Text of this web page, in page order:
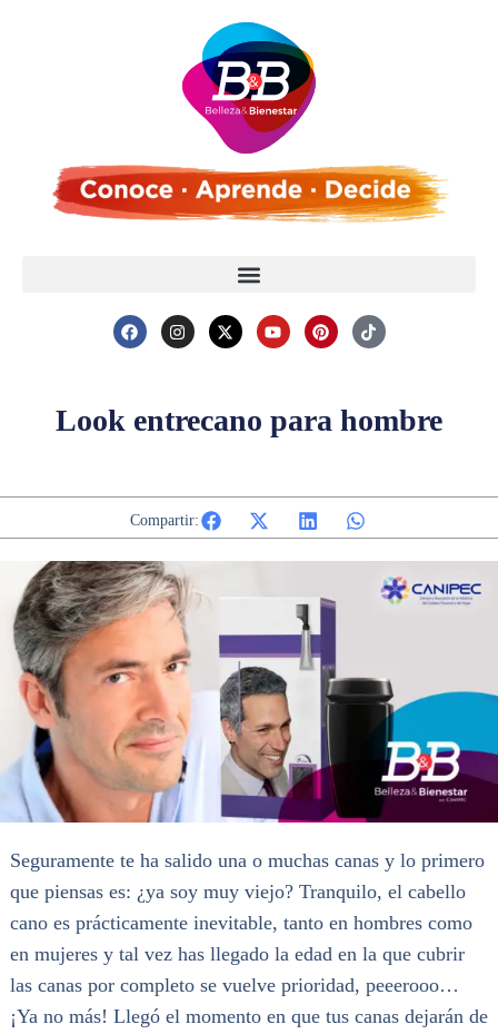
Look entrecano para hombre
Compartir:
Seguramente te ha salido una o muchas canas y lo primero
que piensas es: ¿ya soy muy viejo? Tranquilo, el cabello
cano es prácticamente inevitable, tanto en hombres como
en mujeres y tal vez has llegado la edad en la que cubrir
las canas por completo se vuelve prioridad, peeerooo…
¡Ya no más! Llegó el momento en que tus canas dejarán de